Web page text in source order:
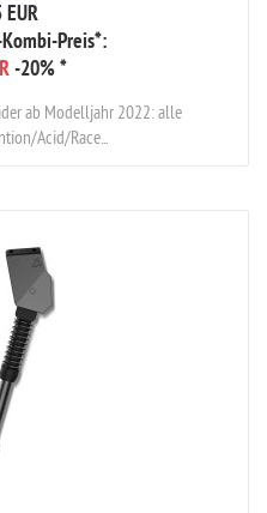
EUR
Preis*:
-20%*
ab Modelljahr 2022: alle
Acid/Race...